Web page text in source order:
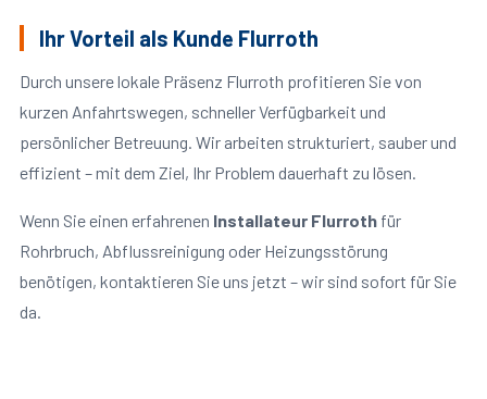
Ihr Vorteil als Kunde Flurroth
Durch unsere lokale Präsenz Flurroth profitieren Sie von
kurzen Anfahrtswegen, schneller Verfügbarkeit und
persönlicher Betreuung. Wir arbeiten strukturiert, sauber und
effizient – mit dem Ziel, Ihr Problem dauerhaft zu lösen.
Wenn Sie einen erfahrenen Installateur Flurrothfür
Rohrbruch, Abflussreinigung oder Heizungsstörung
benötigen, kontaktieren Sie uns jetzt – wir sind sofort für Sie
da.